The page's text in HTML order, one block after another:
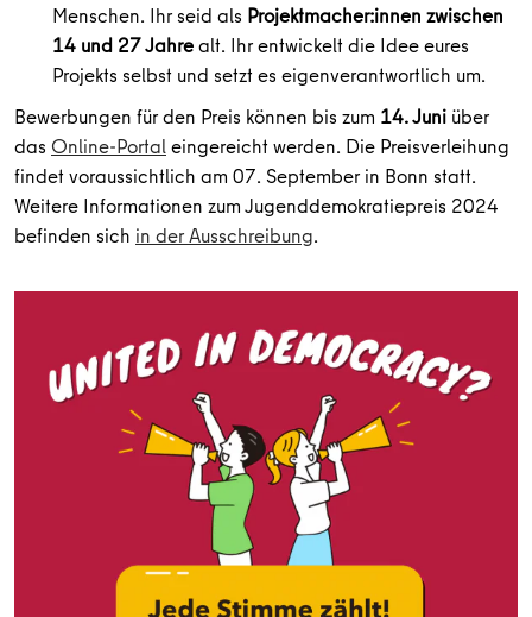
Menschen. Ihr seid als Projektmacher:innen zwischen
14 und 27 Jahrealt. Ihr entwickelt die Idee eures
Projekts selbst und setzt es eigenverantwortlich um.
Bewerbungen für den Preis können bis zum 14. Juni über
das Online-Portaleingereicht werden. Die Preisverleihung
findet voraussichtlich am 07. September in Bonn statt.
Weitere Informationen zum Jugenddemokratiepreis 2024
befinden sich in der Ausschreibung.